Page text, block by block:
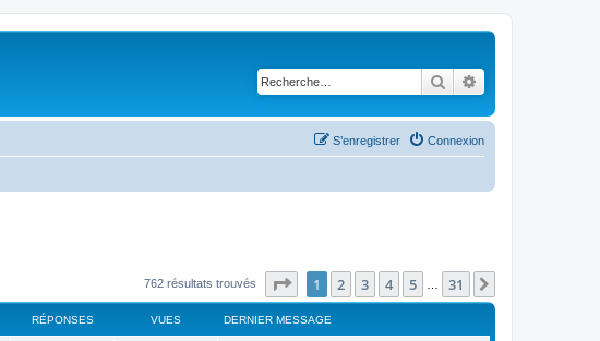
Rechercher
Connexion
S’enregistrer
762 résultats trouvés Page sur31
1 2 3 4 5 31
RÉPONSES VUES DERNIER MESSAGE